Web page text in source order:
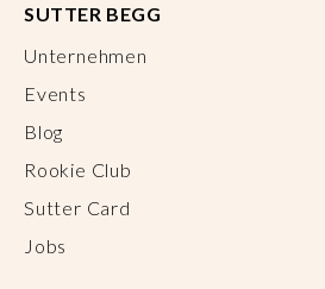
SUTTER BEGG
Unternehmen
Events
Blog
Rookie Club
Sutter Card
Jobs